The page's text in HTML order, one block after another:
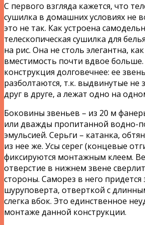
С первого взгляда кажется, что
сушилка в домашних условиях не
это не так. Как устроена
телескопическая сушилка для
на рис. Она не столь элегантна,
вместимость почти вдвое
конструкция долговечнее: ее
разболтаются, т.к. выдвинутые не
друг в друге, а лежат одно на
Боковины звеньев – из 20 м
или дважды пропитанной водно-
эмульсией. Серьги – катанка,
из нее же. Усы серег (концевые
фиксируются монтажным клеем.
отверстие в нижнем звене
стороны. Саморез в него придется
шуруповерта, отверткой с
слегка вбок. Это единственное
монтаже данной конструкции.